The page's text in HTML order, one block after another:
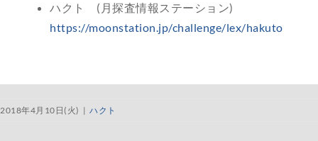
ハクト (月探査情報ステーション)
https://moonstation.jp/challenge/lex/hakuto
2018年4月10日(火) | ハクト